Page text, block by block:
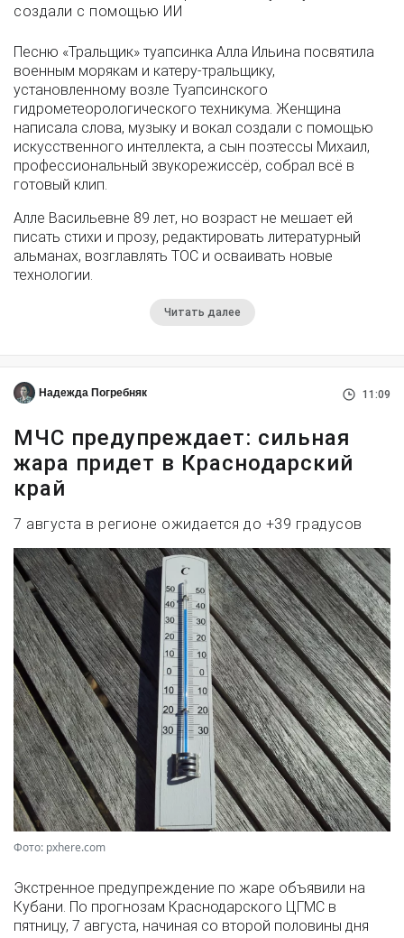
создали с помощью ИИ
Песню «Тральщик» туапсинка Алла Ильина посвятила
военным морякам и катеру-тральщику,
установленному возле Туапсинского
гидрометеорологического техникума. Женщина
написала слова, музыку и вокал создали с помощью
искусственного интеллекта, а сын поэтессы Михаил,
профессиональный звукорежиссёр, собрал всё в
готовый клип.
Алле Васильевне 89 лет, но возраст не мешает ей
писать стихи и прозу, редактировать литературный
альманах, возглавлять ТОС и осваивать новые
технологии.
Читать далее
Надежда Погребняк 11:09
МЧС предупреждает: сильная
жара придет в Краснодарский
край
7 августа в регионе ожидается до +39 градусов
Фото: pxhere.com
Экстренное предупреждение по жаре объявили на
Кубани. По прогнозам Краснодарского ЦГМС в
пятницу, 7 августа, начиная со второй половины дня